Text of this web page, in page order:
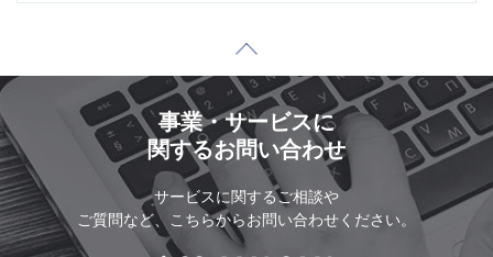
事業・サービスに
関するお問い合わせ
サービスに関するご相談や
ご質問など、こちらからお問い合わせください。